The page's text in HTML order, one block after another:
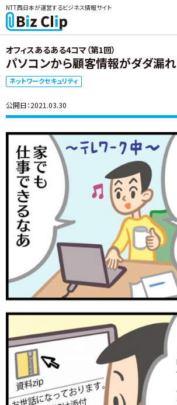
NTT西日本が運営するビジネス情報サイト
オフィスあるある4コマ（第1回）
パソコンから顧客情報がダダ漏れ
ネットワークセキュリティ
公開日：2021.03.30